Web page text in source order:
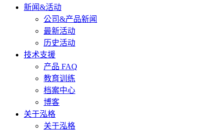
新闻&活动
公司&产品新闻
最新活动
历史活动
技术支援
产品 FAQ
教育训练
档案中心
博客
关于泓格
关于泓格